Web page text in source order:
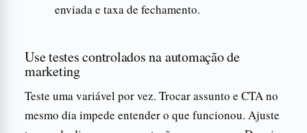
enviada e taxa de fechamento.
Use testes controlados na automação de
marketing
Teste uma variável por vez. Trocar assunto e CTA no
mesmo dia impede entender o que funcionou. Ajuste